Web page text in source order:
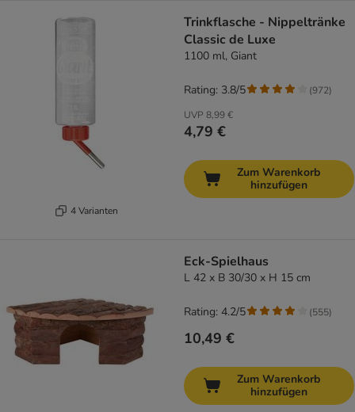
4 Varianten
Trinkflasche - Nippeltränke
Classic de Luxe
1100 ml, Giant
UVP 8,99 €
4,79 €
Rating: 3.8/5 (972)
Zum Warenkorb
hinzufügen
Eck-Spielhaus
L 42 x B 30/30 x H 15 cm
10,49 €
Rating: 4.2/5 (555)
Zum Warenkorb
hinzufügen